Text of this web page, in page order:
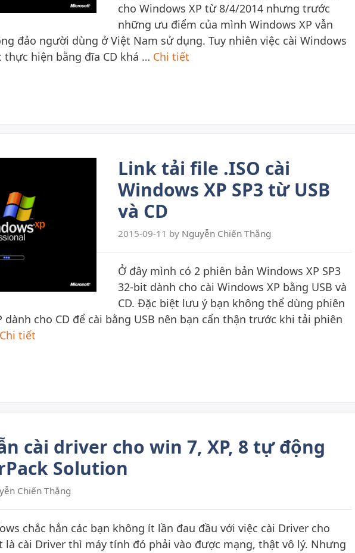
cho Windows XP từ 8/4/2014 nhưng trước
những ưu điểm của mình Windows XP vẫn
đảo người dùng ở Việt Nam sử dụng. Tuy nhiên việc cài Windows
thực hiện bằng đĩa CD khá … Chi tiết
Link tải file .ISO cài
Windows XP SP3 từ USB
và CD
2015-09-11 by Nguyễn Chiến Thắng
Ở đây mình có 2 phiên bản Windows XP SP3
32-bit dành cho cài Windows XP bằng USB và
CD. Đặc biệt lưu ý bạn không thể dùng phiên
dành cho CD để cài bằng USB nên bạn cẩn thận trước khi tải phiên
Chi tiết
cài driver cho win 7, XP, 8 tự động
Solution
Chiến Thắng
chắc hẳn các bạn không ít lần đau đầu với việc cài Driver cho
là cài Driver thì máy tính đó phải vào được mạng, thật vô lý. Nhưng